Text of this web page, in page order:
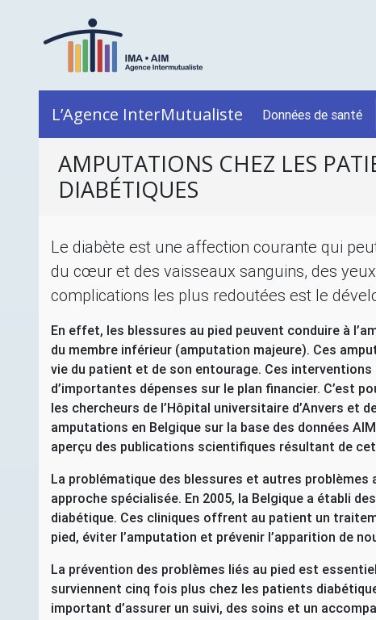
L’Agence InterMutualiste Données de santé
AMPUTATIONS CHEZ LES
DIABÉTIQUES
Le diabète est une affection courante qui
du cœur et des vaisseaux sanguins, des
complications les plus redoutées est le
En effet, les blessures au pied peuvent conduire à
du membre inférieur (amputation majeure). Ces
vie du patient et de son entourage. Ces
d’importantes dépenses sur le plan financier. C’est
les chercheurs de l’Hôpital universitaire d’Anvers et
amputations en Belgique sur la base des données AIM
aperçu des publications scientifiques résultant de
La problématique des blessures et autres
approche spécialisée. En 2005, la Belgique a établi
diabétique. Ces cliniques offrent au patient un
pied, éviter l’amputation et prévenir l’apparition de
La prévention des problèmes liés au pied est
surviennent cinq fois plus chez les patients
important d’assurer un suivi, des soins et un